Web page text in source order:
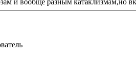
и вообще разным катаклизмам,но